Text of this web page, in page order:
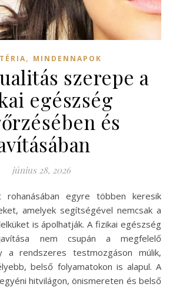
, MINDENNAPOK
szerepe a
egészség
és
június 28, 2026
amelyek segítségével nemcsak a
is ápolhatják. A fizikai egészség
nem csupán a megfelelő
a rendszeres testmozgáson múlik,
belső folyamatokon is alapul. A
hitvilágon, önismereten és belső